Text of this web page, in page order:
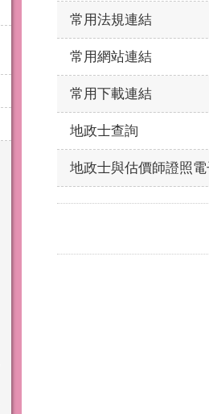
常用法規連結
常用網站連結
常用下載連結
地政士查詢
地政士與估價師證照